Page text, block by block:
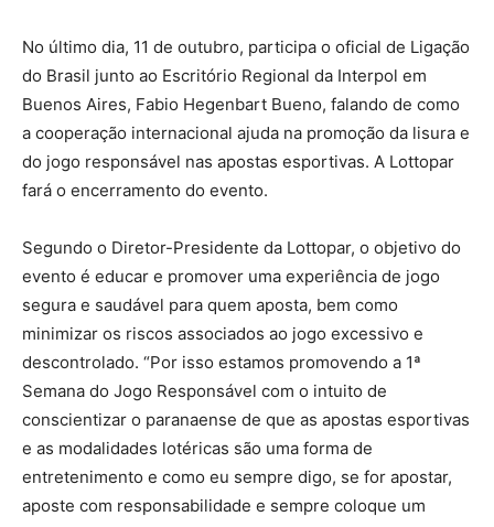
No último dia, 11 de outubro, participa o oficial de Ligação
do Brasil junto ao Escritório Regional da Interpol em
Buenos Aires, Fabio Hegenbart Bueno, falando de como
a cooperação internacional ajuda na promoção da lisura e
do jogo responsável nas apostas esportivas. A Lottopar
fará o encerramento do evento.
Segundo o Diretor-Presidente da Lottopar, o objetivo do
evento é educar e promover uma experiência de jogo
segura e saudável para quem aposta, bem como
minimizar os riscos associados ao jogo excessivo e
descontrolado. “Por isso estamos promovendo a 1ª
Semana do Jogo Responsável com o intuito de
conscientizar o paranaense de que as apostas esportivas
e as modalidades lotéricas são uma forma de
entretenimento e como eu sempre digo, se for apostar,
aposte com responsabilidade e sempre coloque um